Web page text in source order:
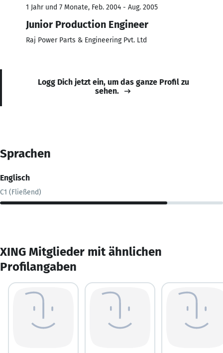
1 Jahr und 7 Monate, Feb. 2004 - Aug. 2005
Junior Production Engineer
Raj Power Parts & Engineering Pvt. Ltd
Logg Dich jetzt ein, um das ganze Profil zu
sehen.
Sprachen
Englisch
C1 (Fließend)
XING Mitglieder mit ähnlichen
Profilangaben